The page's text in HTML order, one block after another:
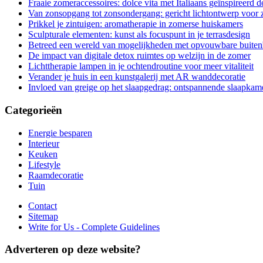
Fraaie zomeraccessoires: dolce vita met Italiaans geïnspireerd
Van zonsopgang tot zonsondergang: gericht lichtontwerp voor
Prikkel je zintuigen: aromatherapie in zomerse huiskamers
Sculpturale elementen: kunst als focuspunt in je terrasdesign
Betreed een wereld van mogelijkheden met opvouwbare
De impact van digitale detox ruimtes op welzijn in de zomer
Lichttherapie lampen in je ochtendroutine voor meer vitaliteit
Verander je huis in een kunstgalerij met AR wanddecoratie
Invloed van greige op het slaapgedrag: ontspannende
Categorieën
Energie besparen
Interieur
Keuken
Lifestyle
Raamdecoratie
Tuin
Contact
Sitemap
Write for Us - Complete Guidelines
Adverteren op deze website?